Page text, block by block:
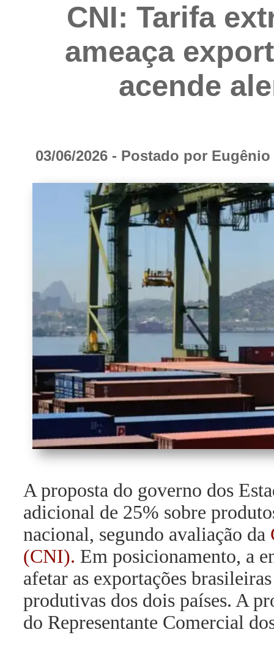
CNI: Tarifa
ameaça
acende
03/06/2026 - Postado por Eugênio
A proposta do governo dos
adicional de 25% sobre
nacional, segundo avaliação da
(CNI). Em posicionamento, a
afetar as exportações
produtivas dos dois países. A
do Representante Comercial